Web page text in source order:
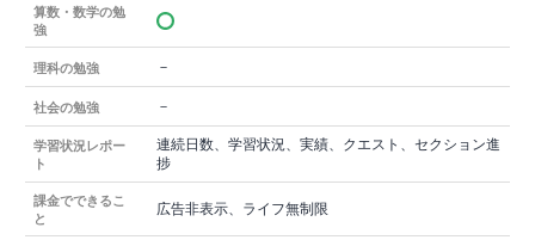
算数・数学の勉
強
理科の勉強 －
社会の勉強 －
学習状況レポー
ト
連続日数、学習状況、実績、クエスト、セクション進
捗
課金でできるこ
と
広告非表示、ライフ無制限